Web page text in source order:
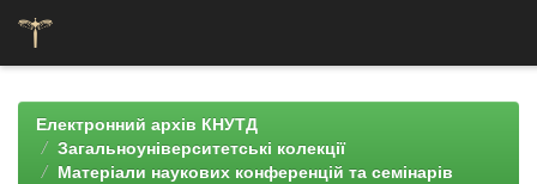
navigationЕлектронний архів КНУТД
Загальноуніверситетські колекції
Матеріали наукових конференцій та семінарів